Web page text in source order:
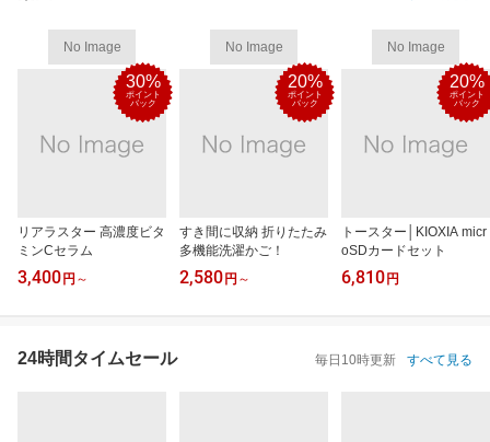
No Image
30%
ポイント
バック
リアラスター 高濃度ビタ
ミンCセラム
3,400 円 ～
No Image
20%
ポイント
バック
すき間に収納 折りたたみ
多機能洗濯かご！
2,580 円 ～
No Image
20%
ポイント
バック
トースター│KIOXIA micr
oSDカードセット
6,810 円
24時間タイムセール 毎日10時更新 すべて見る